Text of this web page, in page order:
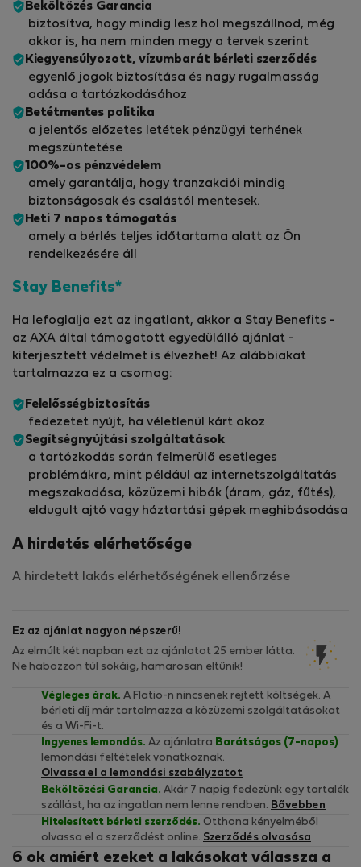
Beköltözés Garancia
biztosítva, hogy mindig lesz hol megszállnod, még
akkor is, ha nem minden megy a tervek szerint
Kiegyensúlyozott, vízumbarát bérleti szerződés
egyenlő jogok biztosítása és nagy rugalmasság
adása a tartózkodásához
Betétmentes politika
a jelentős előzetes letétek pénzügyi terhének
megszüntetése
100%-os pénzvédelem
amely garantálja, hogy tranzakciói mindig
biztonságosak és csalástól mentesek.
Heti 7 napos támogatás
amely a bérlés teljes időtartama alatt az Ön
rendelkezésére áll
Stay Benefits*
Ha lefoglalja ezt az ingatlant, akkor a Stay Benefits -
az AXA által támogatott egyedülálló ajánlat -
kiterjesztett védelmet is élvezhet! Az alábbiakat
tartalmazza ez a csomag:
Felelősségbiztosítás
fedezetet nyújt, ha véletlenül kárt okoz
Segítségnyújtási szolgáltatások
a tartózkodás során felmerülő esetleges
problémákra, mint például az internetszolgáltatás
megszakadása, közüzemi hibák (áram, gáz, fűtés),
eldugult ajtó vagy háztartási gépek meghibásodása
A hirdetés elérhetősége
A hirdetett lakás elérhetőségének ellenőrzése
Ez az ajánlat nagyon népszerű!
Az elmúlt két napban ezt az ajánlatot 25 ember látta.
Ne habozzon túl sokáig, hamarosan eltűnik!
Végleges árak. A Flatio-n nincsenek rejtett költségek. A
bérleti díj már tartalmazza a közüzemi szolgáltatásokat
és a Wi-Fi-t.
Ingyenes lemondás. Az ajánlatra Barátságos (7-napos)
lemondási feltételek vonatkoznak.
Olvassa el a lemondási szabályzatot
Beköltözési Garancia. Akár 7 napig fedezünk egy tartalék
szállást, ha az ingatlan nem lenne rendben. Bővebben
Hitelesített bérleti szerződés. Otthona kényelméből
olvassa el a szerződést online. Szerződés olvasása
6 ok amiért ezeket a lakásokat válassza a